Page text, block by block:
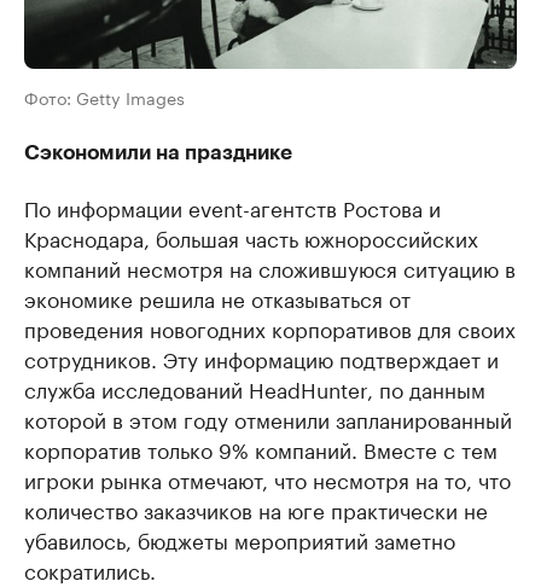
Фото: Getty Images
Сэкономили на празднике
По информации event-агентств Ростова и
Краснодара, большая часть южнороссийских
компаний несмотря на сложившуюся ситуацию в
экономике решила не отказываться от
проведения новогодних корпоративов для своих
сотрудников. Эту информацию подтверждает и
служба исследований HeadHunter, по данным
которой в этом году отменили запланированный
корпоратив только 9% компаний. Вместе с тем
игроки рынка отмечают, что несмотря на то, что
количество заказчиков на юге практически не
убавилось, бюджеты мероприятий заметно
сократились.